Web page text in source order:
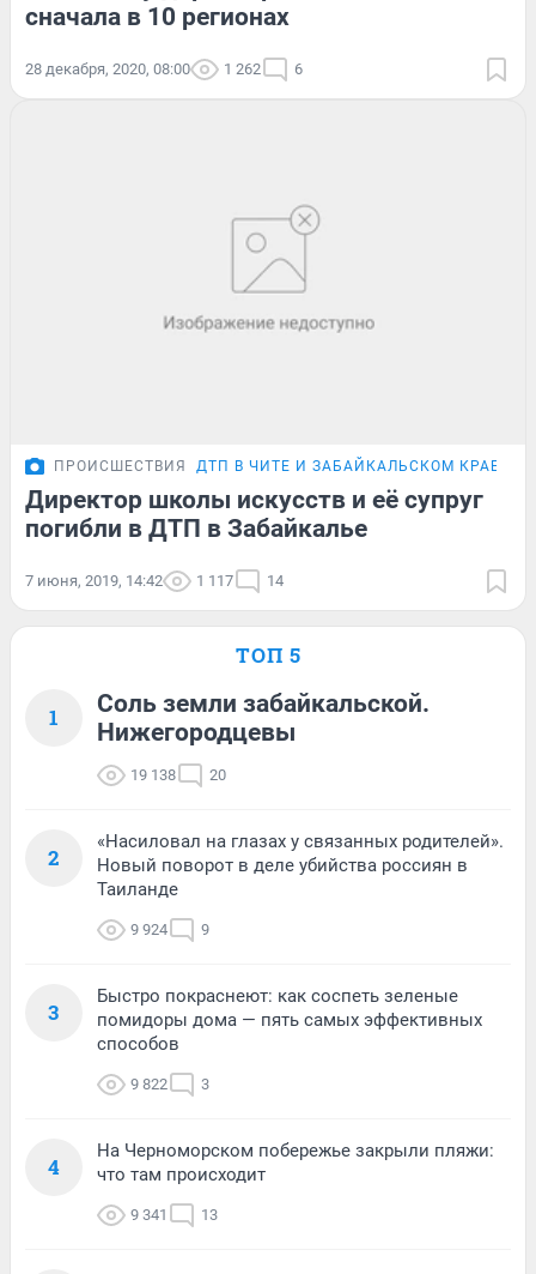
сначала в 10 регионах
28 декабря, 2020, 08:00 1 262 6
ПРОИСШЕСТВИЯ ДТП В ЧИТЕ И ЗАБАЙКАЛЬСКОМ КРАЕ
Директор школы искусств и её супруг
погибли в ДТП в Забайкалье
7 июня, 2019, 14:42 1 117 14
ТОП 5
1
Соль земли забайкальской.
Нижегородцевы
19 138 20
2
«Насиловал на глазах у связанных родителей».
Новый поворот в деле убийства россиян в
Таиланде
9 924 9
3
Быстро покраснеют: как соспеть зеленые
помидоры дома — пять самых эффективных
способов
9 822 3
4
На Черноморском побережье закрыли пляжи:
что там происходит
9 341 13